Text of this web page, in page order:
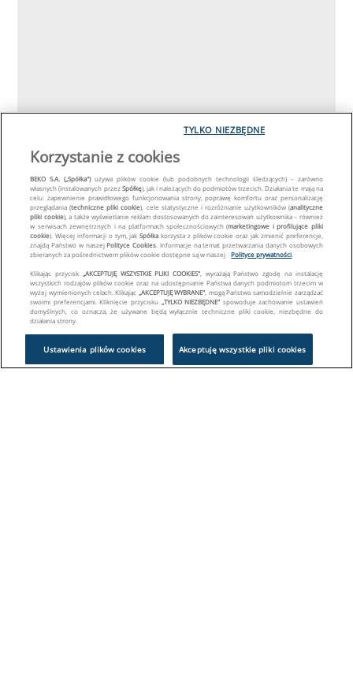
Korzystanie z cookies
BEKO S.A. („Spółka")używa plików cookie (lub podobnych technologii śledzących) – zarówno
własnych (instalowanych przezSpółkę), jak i należących do podmiotów trzecich. Działania te mają na
celu: zapewnienie prawidłowego funkcjonowania strony, poprawę komfortu oraz personalizację
przeglądania (techniczne pliki cookie), cele statystyczne i rozróżnianie użytkowników (analityczne
pliki cookie), a także wyświetlanie reklam dostosowanych do zainteresowań użytkownika – również
w serwisach zewnętrznych i na platformach społecznościowych (marketingowe i profilujące pliki
cookie). Więcej informacji o tym, jakSpółka korzysta z plików cookie oraz jak zmienić preferencje,
znajdą Państwo w naszejPolityce Cookies . Informacje na temat przetwarzania danych osobowych
zbieranych za pośrednictwem plików cookie dostępne są w naszej
Polityce prywatności
Klikając przycisk „AKCEPTUJĘ WSZYSTKIE PLIKI COOKIES" , wyrażają Państwo zgodę na instalację
wszystkich rodzajów plików cookie oraz na udostępnianie Państwa danych podmiotom trzecim w
wyżej wymienionych celach. Klikając „AKCEPTUJĘ WYBRANE" , mogą Państwo samodzielnie zarządzać
swoimi preferencjami. Kliknięcie przycisku „TYLKO NIEZBĘDNE" spowoduje zachowanie ustawień
domyślnych, co oznacza, że używane będą wyłącznie techniczne pliki cookie, niezbędne do
działania strony.
Ustawienia plików cookies Akceptuję wszystkie pliki cookies
TYLKO NIEZBĘDNE